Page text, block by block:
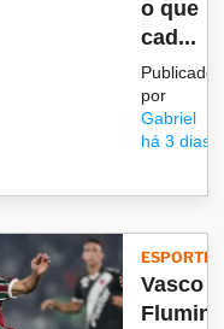
o que
cad...
Publicado
por
Gabriel
há 3 dias
ESPORTES
Vasco e